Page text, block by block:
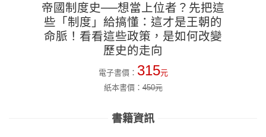
帝國制度史──想當上位者？先把這
些「制度」給搞懂：這才是王朝的
命脈！看看這些政策，是如何改變
歷史的走向
電子書價： 315元
紙本書價：450元
書籍資訊